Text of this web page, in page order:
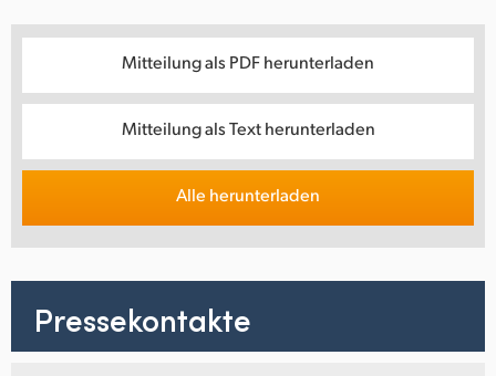
Mitteilung als PDF herunterladen
Mitteilung als Text herunterladen
Alle herunterladen
Pressekontakte